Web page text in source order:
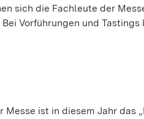
sich die Fachleute der
Vorführungen und
ist in diesem Jahr das